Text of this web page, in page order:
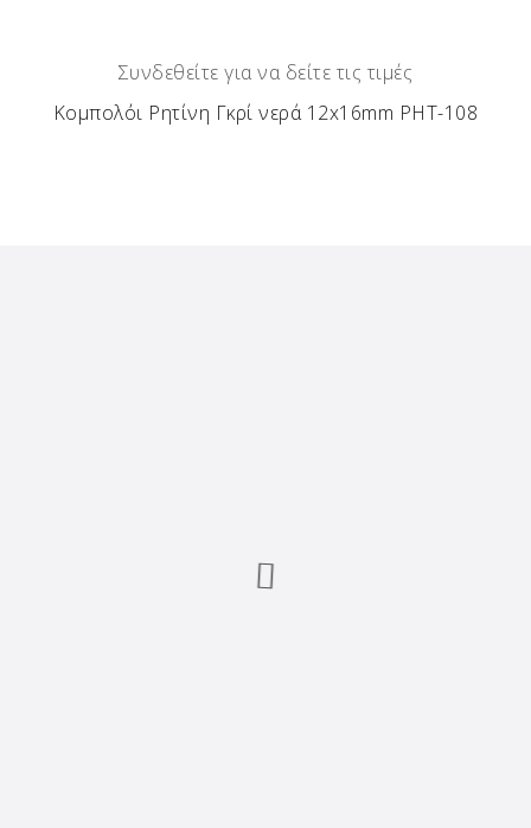
Συνδεθείτε για να δείτε τις τιμές
Κομπολόι Ρητίνη Γκρί νερά 12x16mm ΡΗΤ-108